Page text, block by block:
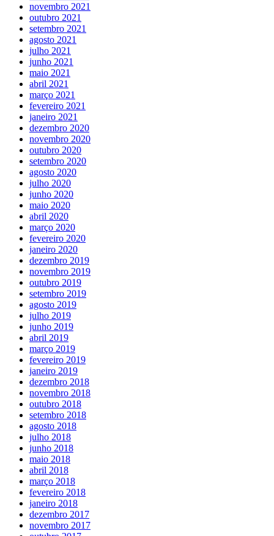
novembro 2021
outubro 2021
setembro 2021
agosto 2021
julho 2021
junho 2021
maio 2021
abril 2021
março 2021
fevereiro 2021
janeiro 2021
dezembro 2020
novembro 2020
outubro 2020
setembro 2020
agosto 2020
julho 2020
junho 2020
maio 2020
abril 2020
março 2020
fevereiro 2020
janeiro 2020
dezembro 2019
novembro 2019
outubro 2019
setembro 2019
agosto 2019
julho 2019
junho 2019
abril 2019
março 2019
fevereiro 2019
janeiro 2019
dezembro 2018
novembro 2018
outubro 2018
setembro 2018
agosto 2018
julho 2018
junho 2018
maio 2018
abril 2018
março 2018
fevereiro 2018
janeiro 2018
dezembro 2017
novembro 2017